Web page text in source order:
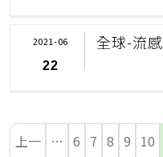
全球-流感
2021-06
22
上一 … 6 7 8 9 10